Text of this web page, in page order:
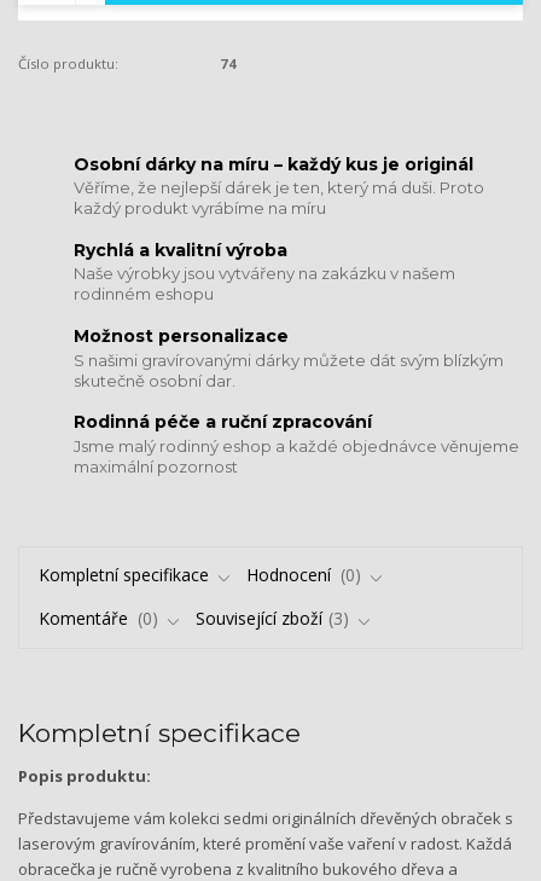
Číslo produktu: 74
​​​​​​​Osobní dárky na míru – každý kus je originál
Věříme, že nejlepší dárek je ten, který má duši. Proto
každý produkt vyrábíme na míru
Rychlá a kvalitní výroba
Naše výrobky jsou vytvářeny na zakázku v našem
rodinném eshopu
Možnost personalizace
S našimi gravírovanými dárky můžete dát svým blízkým
skutečně osobní dar.
​​​​​​​Rodinná péče a ruční zpracování
Jsme malý rodinný eshop a každé objednávce věnujeme
maximální pozornost
Kompletní specifikace Hodnocení
0
Komentáře
0 Související zboží 3
Kompletní specifikace
Popis produktu:
Představujeme vám kolekci sedmi originálních dřevěných obraček s
laserovým gravírováním, které promění vaše vaření v radost. Každá
obracečka je ručně vyrobena z kvalitního bukového dřeva a